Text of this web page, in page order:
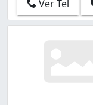
Ver Tel